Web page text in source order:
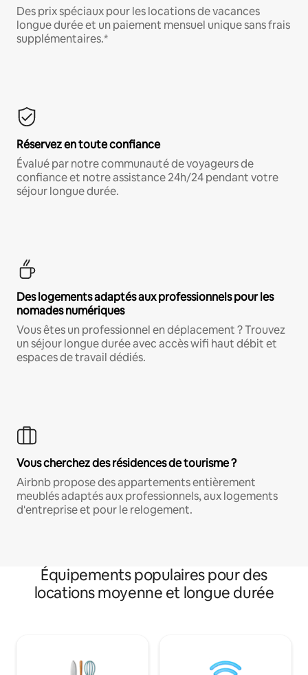
Des prix spéciaux pour les locations de vacances
longue durée et un paiement mensuel unique sans frais
supplémentaires.*
Réservez en toute confiance
Évalué par notre communauté de voyageurs de
confiance et notre assistance 24h/24 pendant votre
séjour longue durée.
Des logements adaptés aux professionnels pour les
nomades numériques
Vous êtes un professionnel en déplacement ? Trouvez
un séjour longue durée avec accès wifi haut débit et
espaces de travail dédiés.
Vous cherchez des résidences de tourisme ?
Airbnb propose des appartements entièrement
meublés adaptés aux professionnels, aux logements
d'entreprise et pour le relogement.
Équipements populaires pour des
locations moyenne et longue durée